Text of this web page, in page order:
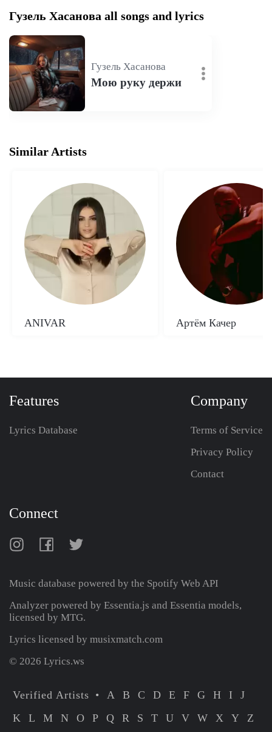
Гузель Хасанова all songs and lyrics
Гузель Хасанова
Мою руку держи
Similar Artists
ANIVAR Артём Качер
Features
Lyrics Database
Company
Terms of Service
Privacy Policy
Contact
Connect
Music database powered by the Spotify Web API
Analyzer powered by Essentia.js and Essentia models,
licensed by MTG.
Lyrics licensed by musixmatch.com
© 2026 Lyrics.ws
Verified Artists A B C D E F G H I
J
K
L M N O P Q R S T U V W X Y Z